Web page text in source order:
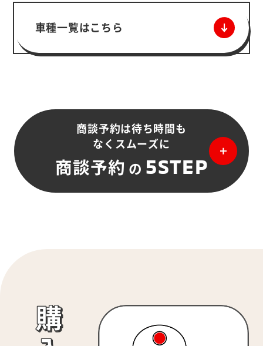
車種一覧はこちら
商談予約は待ち時間も
なくスムーズに
商談予約 の 5STEP